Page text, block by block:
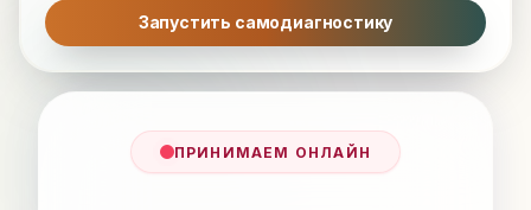
Запустить самодиагностику
ПРИНИМАЕМ ОНЛАЙН